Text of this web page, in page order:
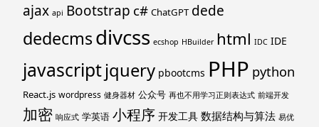
ajax api Bootstrap c# ChatGPT dede
dedecmsdivcss ecshop HBuilder html IDC IDE
javascriptjquery pbootcms PHP python
React.js wordpress 健身器材 公众号 再也不用学习正则表达式 前端开发
加密 响应式 学英语 小程序 开发工具 数据结构与算法 易优